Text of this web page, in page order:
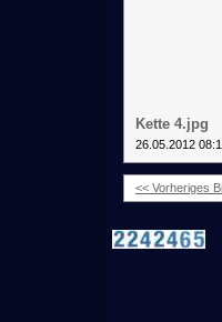
Kette 4.jpg
26.05.2012
<< Vorheriges